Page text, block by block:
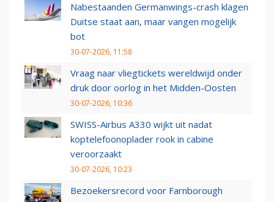
Nabestaanden Germanwings-crash klagen
Duitse staat aan, maar vangen mogelijk
bot
30-07-2026, 11:58
Vraag naar vliegtickets wereldwijd onder
druk door oorlog in het Midden-Oosten
30-07-2026, 10:36
SWISS-Airbus A330 wijkt uit nadat
koptelefoonoplader rook in cabine
veroorzaakt
30-07-2026, 10:23
Bezoekersrecord voor Farnborough